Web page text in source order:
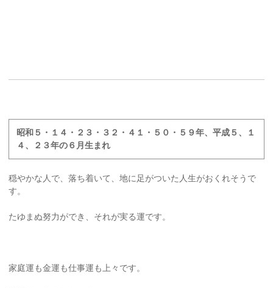
昭和５・１４・２３・３２・４１・５０・５９年、平成５、１
４、２３年の６月生まれ
穏やかな人で、落ち着いて、地に足がついた人生がおくれそうで
す。
たゆまぬ努力ができ、それが実る運です。
家庭運も金運も仕事運も上々です。